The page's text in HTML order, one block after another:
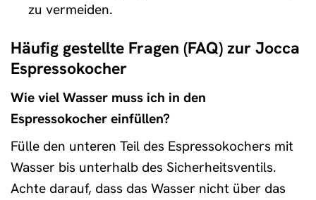
zu vermeiden.
Häufig gestellte Fragen (FAQ) zur Jocca
Espressokocher
Wie viel Wasser muss ich in den
Espressokocher einfüllen?
Fülle den unteren Teil des Espressokochers mit
Wasser bis unterhalb des Sicherheitsventils.
Achte darauf, dass das Wasser nicht über das